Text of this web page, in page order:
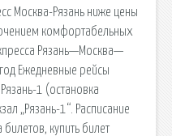
Москва-Рязань ниже цены
комфортабельных
Рязань—Москва—
Ежедневные рейсы
1 (остановка
„Рязань-1“. Расписание
купить билет